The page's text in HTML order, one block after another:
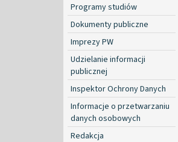
Programy studiów
Dokumenty publiczne
Imprezy PW
Udzielanie informacji
publicznej
Inspektor Ochrony Danych
Informacje o przetwarzaniu
danych osobowych
Redakcja